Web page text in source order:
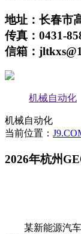
地址：长春市
传真：0431-
信箱：
机械自动化
机械自动化
当前位置：
2026年杭州
某新能源汽车